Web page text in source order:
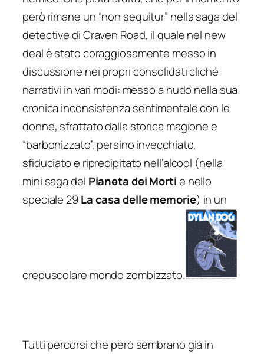
però rimane un “non sequitur” nella saga del
detective di Craven Road, il quale nel new
deal è stato coraggiosamente messo in
discussione nei propri consolidati cliché
narrativi in vari modi: messo a nudo nella sua
cronica inconsistenza sentimentale con le
donne, sfrattato dalla storica magione e
“barbonizzato”, persino invecchiato,
sfiduciato e riprecipitato nell’alcool (nella
mini saga del Pianeta dei Mortie nello
speciale 29La casa delle memorie) in un
crepuscolare mondo zombizzato.
Tutti percorsi che però sembrano già in